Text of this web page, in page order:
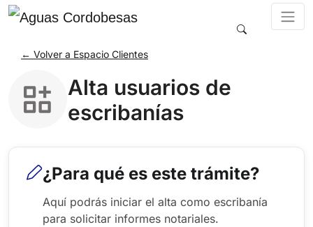
← Volver a Espacio Clientes
Alta usuarios de
escribanías
¿Para qué es este trámite?
Aquí podrás iniciar el alta como escribanía
para solicitar informes notariales.